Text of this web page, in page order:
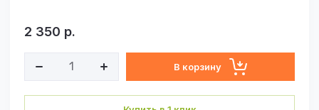
2 350 р.
В корзину